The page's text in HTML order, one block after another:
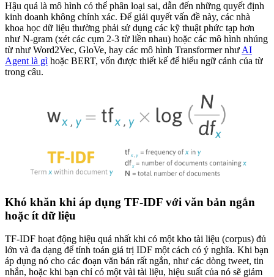
Hậu quả là mô hình có thể phân loại sai, dẫn đến những quyết định
kinh doanh không chính xác. Để giải quyết vấn đề này, các nhà
khoa học dữ liệu thường phải sử dụng các kỹ thuật phức tạp hơn
như N-gram (xét các cụm 2-3 từ liền nhau) hoặc các mô hình nhúng
từ như Word2Vec, GloVe, hay các mô hình Transformer nhưAI
Agent là gì hoặc BERT, vốn được thiết kế để hiểu ngữ cảnh của từ
trong câu.
Khó khăn khi áp dụng TF-IDF với văn bản ngắn
hoặc ít dữ liệu
TF-IDF hoạt động hiệu quả nhất khi có một kho tài liệu (corpus) đủ
lớn và đa dạng để tính toán giá trị IDF một cách có ý nghĩa. Khi bạn
áp dụng nó cho các đoạn văn bản rất ngắn, như các dòng tweet, tin
nhắn, hoặc khi bạn chỉ có một vài tài liệu, hiệu suất của nó sẽ giảm